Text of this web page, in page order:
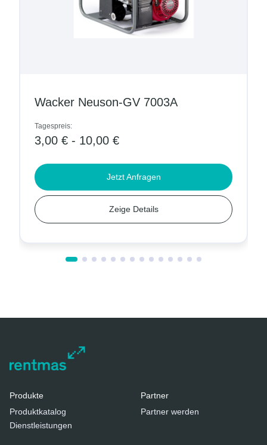
Wacker Neuson-GV 7003A
Tagespreis:
3,00 € - 10,00 €
Zeige Details
Jetzt Anfragen
Produkte
Produktkatalog
Dienstleistungen
Partner
Partner werden